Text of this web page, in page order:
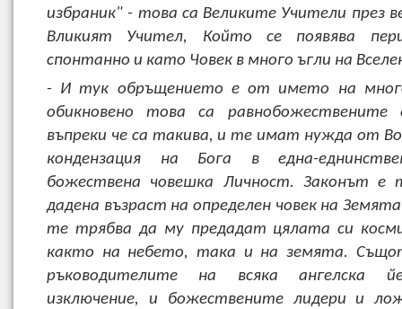
избраник" - това са Великите Учители през
Вликият Учител, Който се появява
спонтанно и като Човек в много ъгли на
- И тук обръщението е от името на
обикновено това са равнобожествените
въпреки че са такива, и те имат нужда от
кондензация на Бога в една-
божествена човешка Личност. Законът е
дадена възраст на определен човек на
те трябва да му предадат цялата си
както на небето, така и на земята.
ръководителите на всяка ангелска
изключение, и божествените лидери и